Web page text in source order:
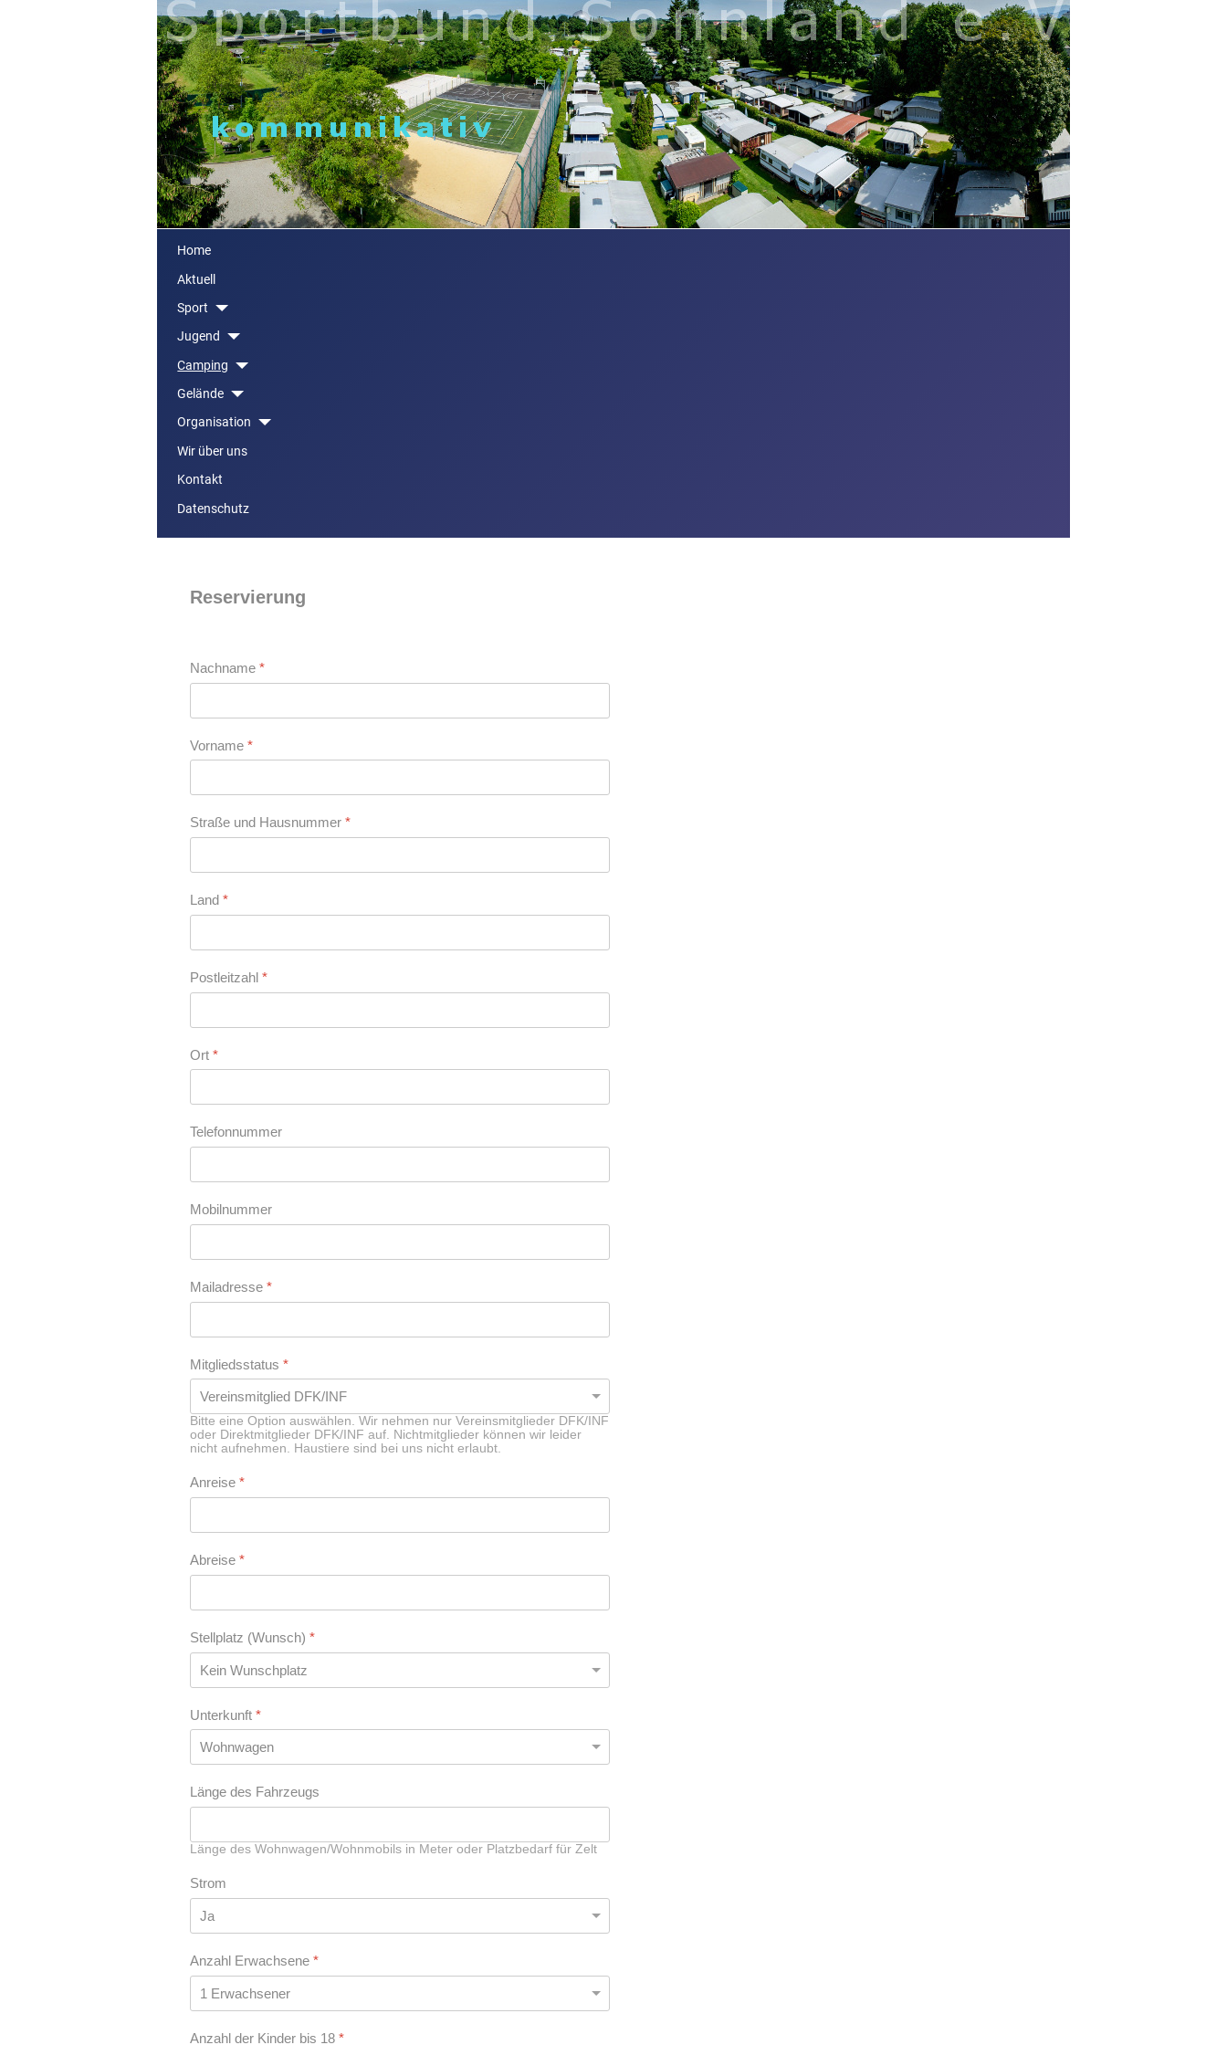
Home
Aktuell
Sport
Jugend
Camping
Gelände
Organisation
Wir über uns
Kontakt
Datenschutz
Reservierung
Nachname *
Vorname *
Straße und Hausnummer *
Land *
Postleitzahl *
Ort *
Telefonnummer
Mobilnummer
Mailadresse *
Mitgliedsstatus *
Bitte eine Option auswählen. Wir nehmen nur Vereinsmitglieder DFK/INF
oder Direktmitglieder DFK/INF auf. Nichtmitglieder können wir leider
nicht aufnehmen. Haustiere sind bei uns nicht erlaubt.
Anreise *
Abreise *
Stellplatz (Wunsch) *
Unterkunft *
Länge des Fahrzeugs
Länge des Wohnwagen/Wohnmobils in Meter oder Platzbedarf für Zelt
Strom
Anzahl Erwachsene *
Anzahl der Kinder bis 18 *